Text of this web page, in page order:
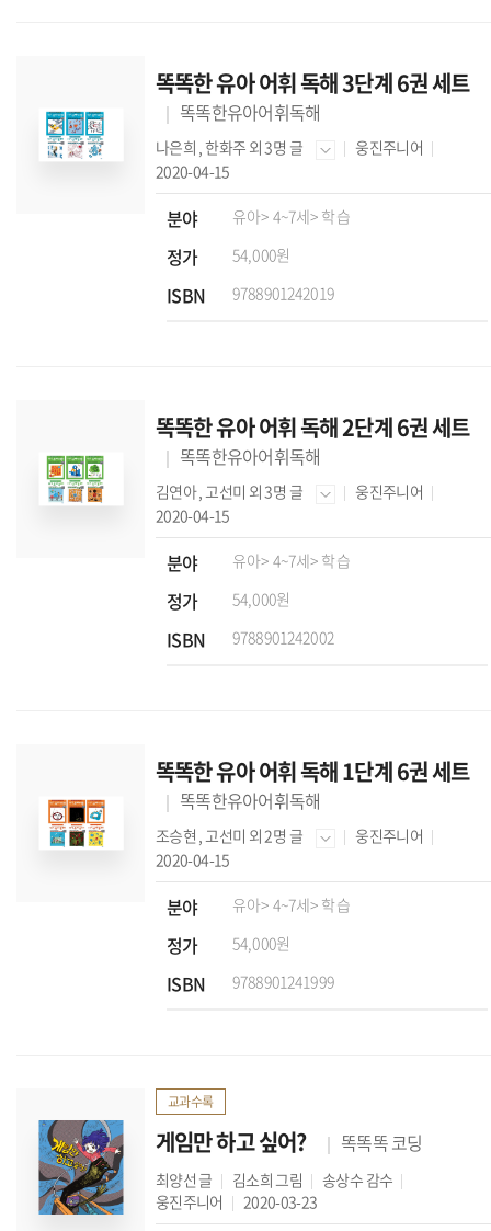
똑똑한 유아 어휘 독해 3단계 6권 세트
똑똑한유아어휘독해
나은희 ,한화주 외 3명 글
웅진주니어
2020-04-15
분야 유아> 4~7세> 학습
정가 54,000원
ISBN 9788901242019
똑똑한 유아 어휘 독해 2단계 6권 세트
똑똑한유아어휘독해
김연아,고선미 외 3명 글
웅진주니어
2020-04-15
분야 유아> 4~7세> 학습
정가 54,000원
ISBN 9788901242002
똑똑한 유아 어휘 독해 1단계 6권 세트
똑똑한유아어휘독해
조승현 ,고선미 외 2명 글
웅진주니어
2020-04-15
분야 유아> 4~7세> 학습
정가 54,000원
ISBN 9788901241999
교과수록
게임만 하고 싶어? 똑똑똑 코딩
최양선 글 김소희그림 송상수 감수
웅진주니어
2020-03-23